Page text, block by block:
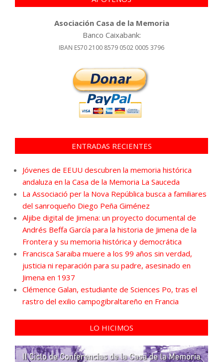
Asociación Casa de la Memoria
Banco Caixabank:
IBAN ES70 2100 8579 0502 0005 3796
ENTRADAS RECIENTES
Jóvenes de EEUU descubren la memoria histórica
andaluza en la Casa de la Memoria La Sauceda
La Associació per la Nova República busca a familiares
del sanroqueño Diego Peña Giménez
Aljibe digital de Jimena: un proyecto documental de
Andrés Beffa García para la historia de Jimena de la
Frontera y su memoria histórica y democrática
Francisca Saraiba muere a los 99 años sin verdad,
justicia ni reparación para su padre, asesinado en
Jimena en 1937
Clémence Galan, estudiante de Sciences Po, tras el
rastro del exilio campogibraltareño en Francia
LO HICIMOS